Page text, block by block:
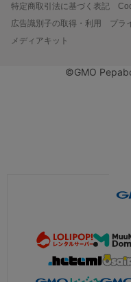
特定商取引法に基づく表記
広告識別子の取得・利用
プラ
メディアキット
©GMO